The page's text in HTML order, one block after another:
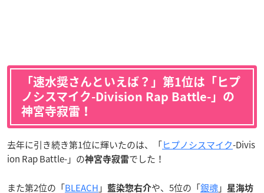
「速水奨さんといえば？」第1位は「ヒプ
ノシスマイク-Division Rap Battle-」の
神宮寺寂雷！
去年に引き続き第1位に輝いたのは、「ヒプノシスマイク-Divis
ion Rap Battle-」の神宮寺寂雷でした！
また第2位の「BLEACH 」 藍染惣右介や、5位の「銀魂」 星海坊